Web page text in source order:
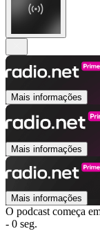
Mais informações
Mais informações
Mais informações
O podcast começa
- 0 seg.